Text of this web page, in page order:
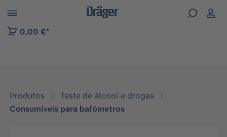
to B2B platform navigation
0,00 €*
Produtos
Teste de álcool e drogas
Consumíveis para bafómetros